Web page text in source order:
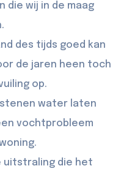
die wij in de maag
des tijds goed kan
de jaren heen toch
op.
water laten
vochtprobleem
uitstraling die het